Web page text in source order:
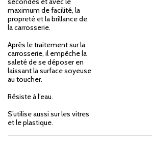
maximum de facilité, la
propreté et la brillance de
la carrosserie.
Après le traitement sur la
carrosserie, il empêche la
saleté de se déposer en
laissant la surface soyeuse
au toucher.
Résiste à l’eau.
S’utilise aussi sur les vitres
et le plastique.